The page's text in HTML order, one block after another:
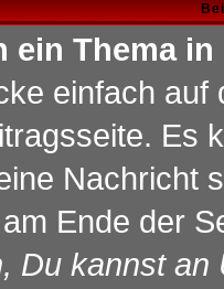
ein Thema
einfach
Es
Nachricht
Ende der
Du kannst